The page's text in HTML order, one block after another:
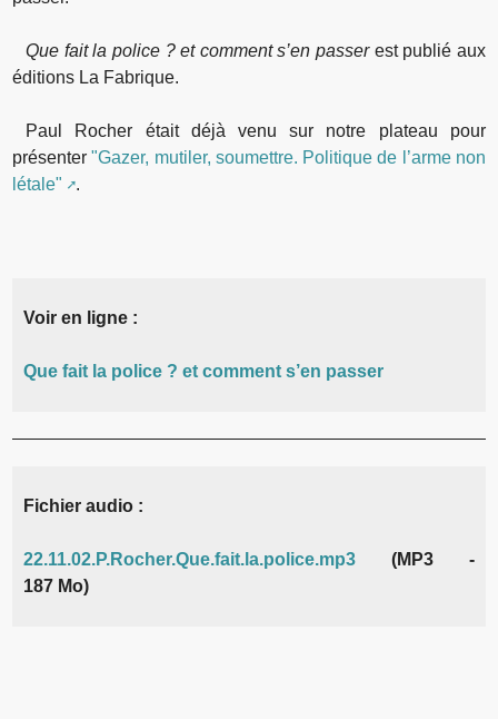
Que fait la police ? et comment s’en passerest publié aux
éditions La Fabrique.
Paul Rocher était déjà venu sur notre plateau pour
présenter"Gazer, mutiler, soumettre. Politique de l’arme non
létale"
.
Voir en ligne :
Que fait la police ? et comment s’en passer
Fichier audio :
22.11.02.P.Rocher.Que.fait.la.police.mp3 (MP3 -
187 Mo)